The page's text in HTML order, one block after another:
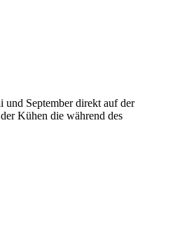
und September direkt auf der
Kühen die während des